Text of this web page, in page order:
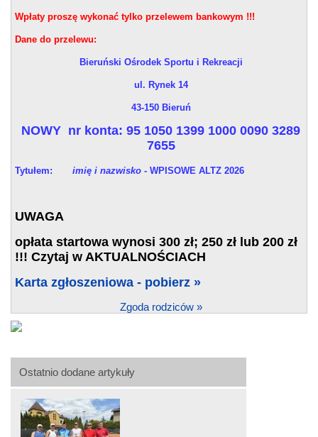
Ostatnio dodane artykuły
Wpłaty proszę wykonać tylko przelewem bankowym !!!
Dane do przelewu:
Bieruński Ośrodek Sportu i Rekreacji
ul. Rynek 14
43-150 Bieruń
NOWY nr konta: 95 1050 1399 1000 0090 3289
7655
Tytułem: imię i nazwisko - WPISOWE ALTZ 2026
UWAGA
opłata startowa wynosi 300 zł; 250 zł lub 200 zł
!!! Czytaj w AKTUALNOŚCIACH
Karta zgłoszeniowa - pobierz »
Zgoda rodziców »